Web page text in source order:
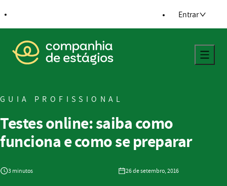
o conteúdo Entrar
Voltar para a página principal
GUIA PROFISSIONAL
Testes online: saiba como
funciona e como se preparar
26 de setembro, 2016
3 minutos